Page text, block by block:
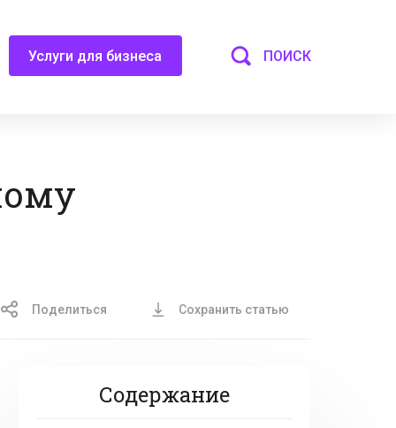
Услуги для бизнеса ПОИСК
Поделиться Сохранить статью
Содержание